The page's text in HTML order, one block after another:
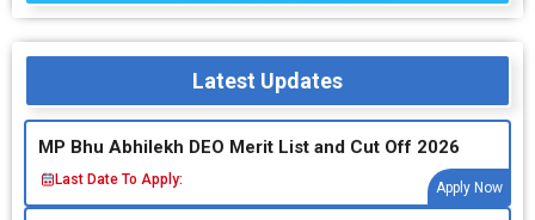
Latest Updates
MP Bhu Abhilekh DEO Merit List and Cut Off 2026
Last Date To Apply:
Apply Now